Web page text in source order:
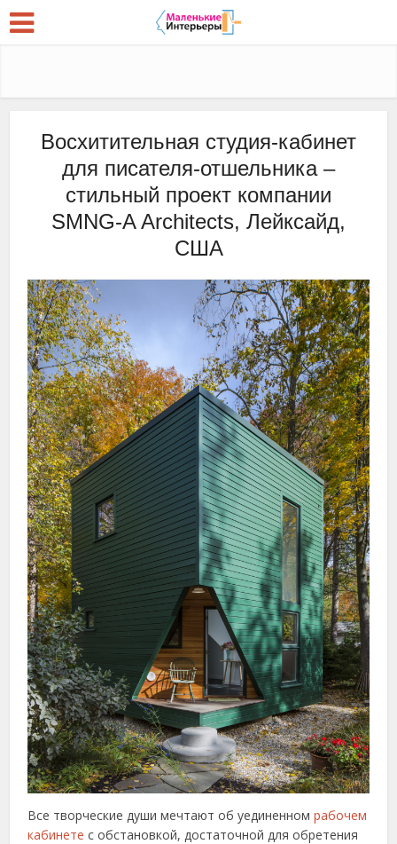
Восхитительная студия-кабинет
для писателя-отшельника –
стильный проект компании
SMNG-A Architects, Лейксайд,
США
Все творческие души мечтают об уединенномрабочем
кабинете с обстановкой, достаточной для обретения